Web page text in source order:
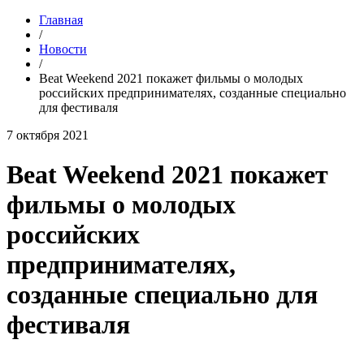
Главная
/
Новости
/
Beat Weekend 2021 покажет фильмы о молодых
российских предпринимателях, созданные специально
для фестиваля
7 октября 2021
Beat Weekend 2021 покажет
фильмы о молодых
российских
предпринимателях,
созданные специально для
фестиваля